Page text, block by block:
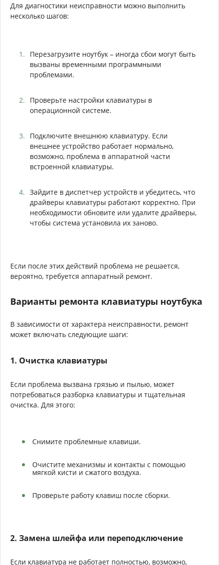
Для диагностики неисправности можно выполнить
несколько шагов:
Перезагрузите ноутбук – иногда сбои могут быть
вызваны временными программными
проблемами.
Проверьте настройки клавиатуры в
операционной системе.
Подключите внешнюю клавиатуру. Если
внешнее устройство работает нормально,
возможно, проблема в аппаратной части
встроенной клавиатуры.
Зайдите в диспетчер устройств и убедитесь, что
драйверы клавиатуры работают корректно. При
необходимости обновите или удалите драйверы,
чтобы система установила их заново.
Если после этих действий проблема не решается,
вероятно, требуется аппаратный ремонт.
Варианты ремонта клавиатуры ноутбука
В зависимости от характера неисправности, ремонт
может включать следующие шаги:
1. Очистка клавиатуры
Если проблема вызвана грязью и пылью, может
потребоваться разборка клавиатуры и тщательная
очистка. Для этого:
Снимите проблемные клавиши.
Очистите механизмы и контакты с помощью
мягкой кисти и сжатого воздуха.
Проверьте работу клавиш после сборки.
2. Замена шлейфа или переподключение
Если клавиатура не работает полностью, возможно,